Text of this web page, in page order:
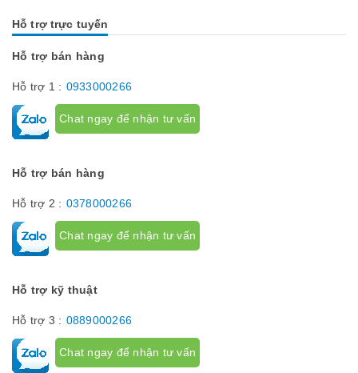
Hỗ trợ trực tuyến
Hỗ trợ bán hàng
Hỗ trợ 1 : 0933000266
Chat ngay để nhận tư vấn
Hỗ trợ bán hàng
Hỗ trợ 2 : 0378000266
Chat ngay để nhận tư vấn
Hỗ trợ kỹ thuật
Hỗ trợ 3 : 0889000266
Chat ngay để nhận tư vấn